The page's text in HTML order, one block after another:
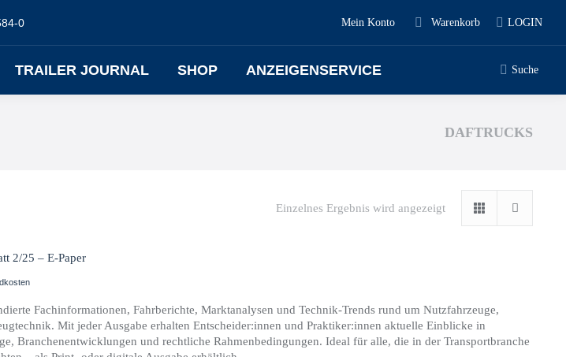
0 Mein Konto Warenkorb LOGIN
TRAILER JOURNAL SHOP ANZEIGENSERVICE Suche
DAFTRUCKS
Einzelnes Ergebnis wird angezeigt
2/25 – E-Paper
Fachinformationen, Fahrberichte, Marktanalysen und Technik-Trends rund um Nutzfahrzeuge,
Mit jeder Ausgabe erhalten Entscheider:innen und Praktiker:innen aktuelle Einblicke in
Branchenentwicklungen und rechtliche Rahmenbedingungen. Ideal für alle, die in der Transportbranche